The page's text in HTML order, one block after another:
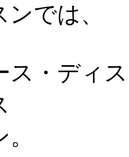
では、
ス・ディ